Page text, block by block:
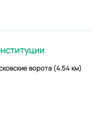
ворота (4.54 км)